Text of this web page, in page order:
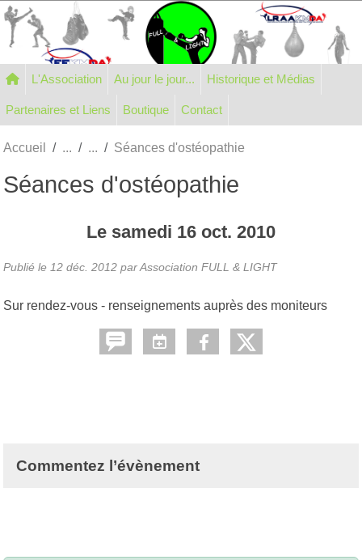
L'Association Au jour le jour... Historique et Médias
Partenaires et Liens Boutique Contact
Accueil Séances d'ostéopathie
Séances d'ostéopathie
Le samedi 16 oct. 2010
Publié le 12 déc. 2012 par Association FULL & LIGHT
Sur rendez-vous - renseignements auprès des moniteurs
Commentez l’évènement
Panneau de gestion des cookies